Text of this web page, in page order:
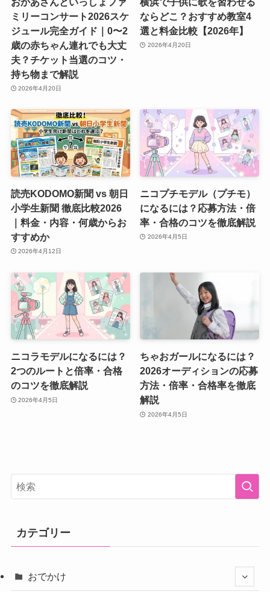
ミリーコンサート2026スケ
ジュール完全ガイド｜0〜2
歳の赤ちゃん連れでも大丈
夫？チケット当選のコツ・
持ち物まで解説
2026年4月20日
ならどこ？おすすめ教室4
選と料金比較【2026年】
2026年4月20日
読売KODOMO新聞 vs 朝日
小学生新聞 徹底比較2026
｜料金・内容・何歳からお
すすめか
2026年4月12日
ニコプチモデル（プチモ）
になるには？応募方法・倍
率・合格のコツを徹底解説
2026年4月5日
ニコラモデルになるには？
2つのルートと倍率・合格
のコツを徹底解説
2026年4月5日
ちゃおガールになるには？
2026オーディションの応募
方法・倍率・合格率を徹底
解説
2026年4月5日
カテゴリー
おでかけ